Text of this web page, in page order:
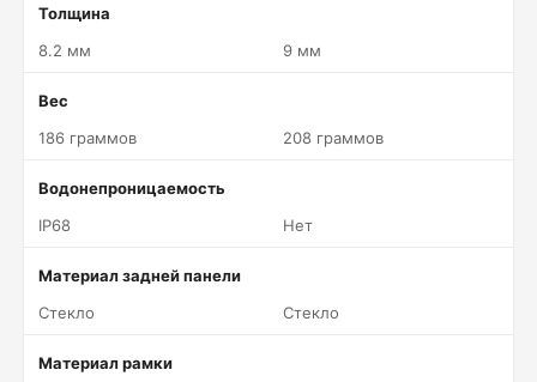
Толщина
8.2 мм
9 мм
Вес
186 граммов
208 граммов
Водонепроницаемость
IP68
Нет
Материал задней панели
Стекло
Стекло
Материал рамки